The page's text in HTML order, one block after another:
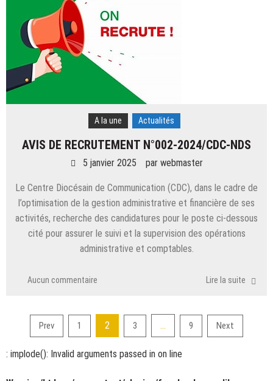
A la une Actualités
AVIS DE RECRUTEMENT N°002-2024/CDC-NDS
5 janvier 2025 par webmaster
Le Centre Diocésain de Communication (CDC), dans le cadre de
l’optimisation de la gestion administrative et financière de ses
activités, recherche des candidatures pour le poste ci-dessous
cité pour assurer le suivi et la supervision des opérations
administrative et comptables.
Aucun commentaire Lire la suite
Pagination
des
Prev 1 2 3 … 9 Next
: implode(): Invalid arguments passed in on line